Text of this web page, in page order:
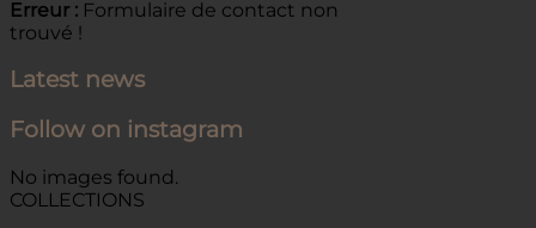
Erreur : Formulaire de contact non
trouvé !
Latest news
Follow on instagram
No images found.
COLLECTIONS